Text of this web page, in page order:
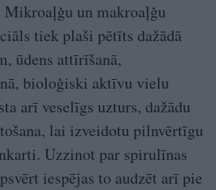
un makroaļģu
tiek plaši pētīts dažādā
ūdens attīrīšanā,
bioloģiski aktīvu vielu
arī veselīgs uzturs, dažādu
lai izveidotu pilnvērtīgu
Uzzinot par spirulīnas
iespējas to audzēt arī pie